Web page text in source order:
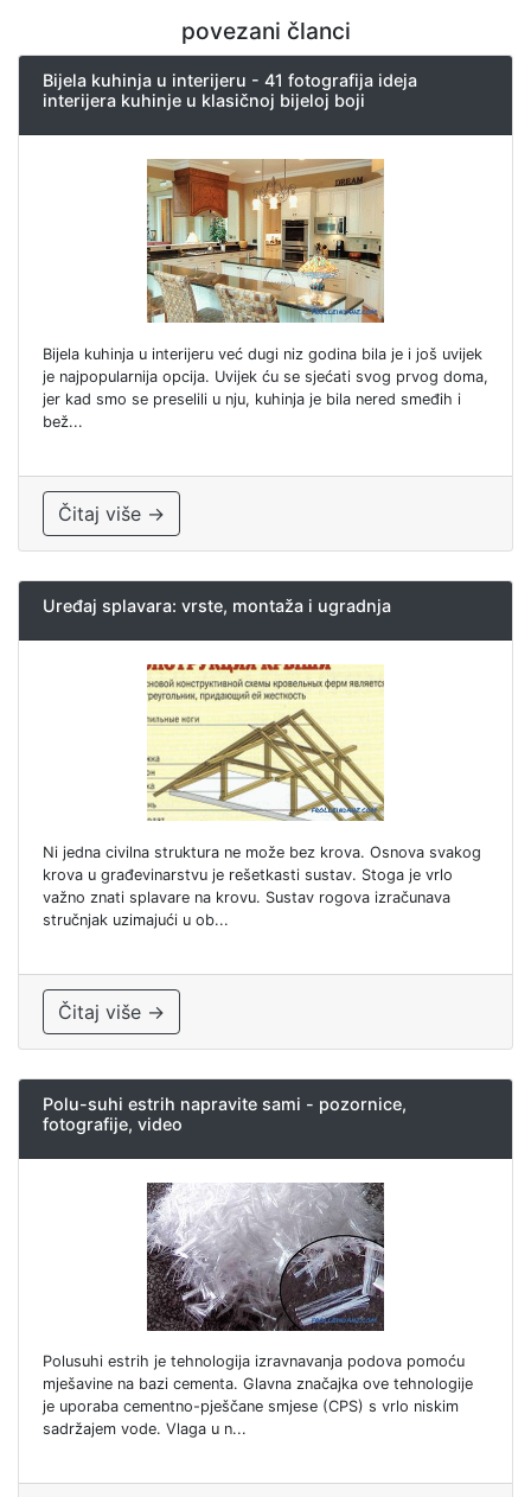
povezani članci
Bijela kuhinja u interijeru - 41 fotografija ideja
interijera kuhinje u klasičnoj bijeloj boji
Bijela kuhinja u interijeru već dugi niz godina bila je i još uvijek
je najpopularnija opcija. Uvijek ću se sjećati svog prvog doma,
jer kad smo se preselili u nju, kuhinja je bila nered smeđih i
bež...
Čitaj više →
Uređaj splavara: vrste, montaža i ugradnja
Ni jedna civilna struktura ne može bez krova. Osnova svakog
krova u građevinarstvu je rešetkasti sustav. Stoga je vrlo
važno znati splavare na krovu. Sustav rogova izračunava
stručnjak uzimajući u ob...
Čitaj više →
Polu-suhi estrih napravite sami - pozornice,
fotografije, video
Polusuhi estrih je tehnologija izravnavanja podova pomoću
mješavine na bazi cementa. Glavna značajka ove tehnologije
je uporaba cementno-pješčane smjese (CPS) s vrlo niskim
sadržajem vode. Vlaga u n...